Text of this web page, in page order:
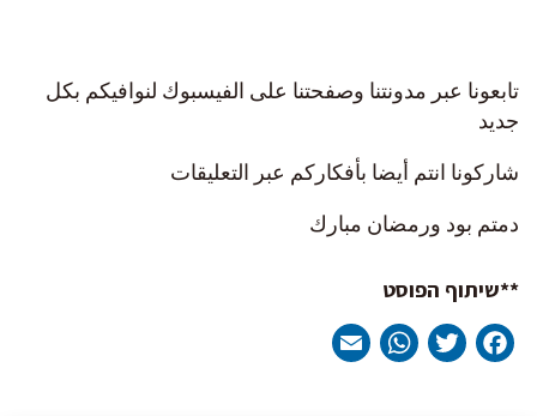
تابعونا عبر مدونتنا وصفحتنا على الفيسبوك لنوافيكم بكل
جديد
شاركونا انتم أيضا بأفكاركم عبر التعليقات
دمتم بود ورمضان مبارك
**שיתוף הפוסט
Facebook
Twitter
WhatsApp